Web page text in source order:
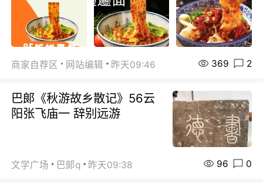
商家自荐区 网站编辑 昨天09:46 369 2
巴郞《秋游故乡散记》56云
阳张飞庙一 辞别远游
文学广场 巴郞q 昨天09:38 96 0